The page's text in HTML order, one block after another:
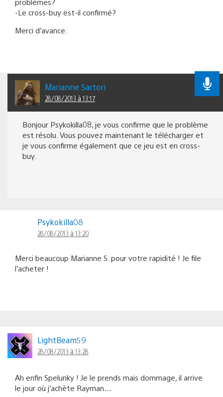
-Le cross-buy est-il confirmé?
Merci d’avance.
Marianne Sartori
28/08/2013 à 13:17
Bonjour Psykokilla08, je vous confirme que le problème
est résolu. Vous pouvez maintenant le télécharger et
je vous confirme également que ce jeu est en cross-
buy.
Psykokilla08
28/08/2013 à 13:20
Merci beaucoup Marianne S. pour votre rapidité ! Je file
l’acheter !
LightBeam59
28/08/2013 à 13:28
Ah enfin Spelunky ! Je le prends mais dommage, il arrive
le jour où j’achète Rayman…